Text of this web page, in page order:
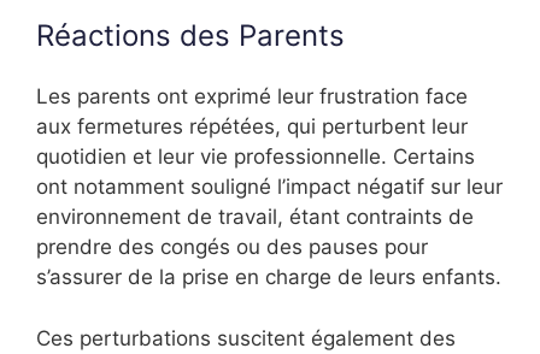
Réactions des Parents
Les parents ont exprimé leur frustration face
aux fermetures répétées, qui perturbent leur
quotidien et leur vie professionnelle. Certains
ont notamment souligné l’impact négatif sur leur
environnement de travail, étant contraints de
prendre des congés ou des pauses pour
s’assurer de la prise en charge de leurs enfants.
Ces perturbations suscitent également des